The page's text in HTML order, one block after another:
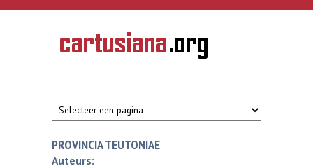
Overslaan en naar de inhoud gaan
CARTUSIANA
Geschiedenis
van de
PROVINCIA TEUTONIAE
Auteurs: